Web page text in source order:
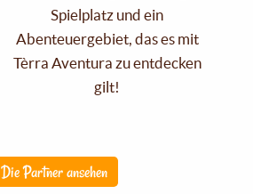
Spielplatz und ein
Abenteuergebiet, das es mit
Tèrra Aventura zu entdecken
gilt!
Die Partner ansehen